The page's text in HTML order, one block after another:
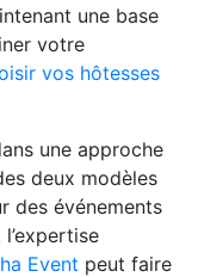
une base
votre
vos hôtesses
une approche
deux modèles
des événements
Event peut faire